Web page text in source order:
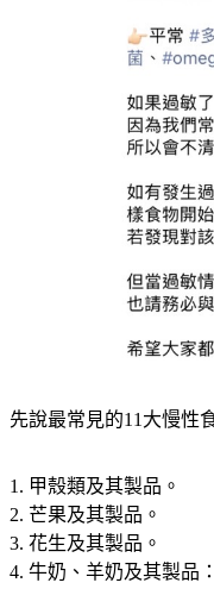
先說最常見的11大慢性
1. 甲殼類及其製品。
2. 芒果及其製品。
3. 花生及其製品。
4. 牛奶、羊奶及其製品